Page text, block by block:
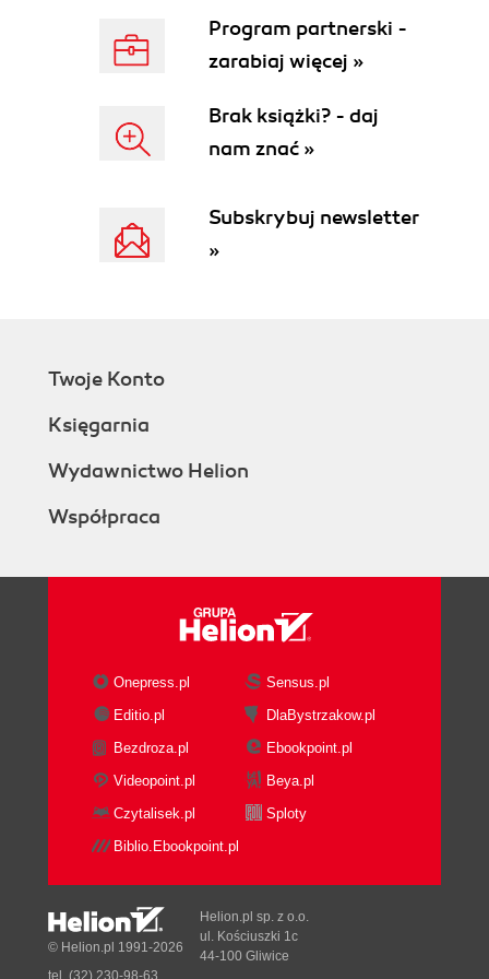
Może sami do mnie przyjdą? - Marketing itp. (95)
Przyszli! Ale dlaczego ich tak mało? - Codzienna
praca (105)
Drink z palemką... - Sukces i co dalej? (162)
Program partnerski -
zarabiaj więcej »
Brak książki? - daj
nam znać »
Subskrybuj newsletter
»
Twoje Konto
Księgarnia
Wydawnictwo Helion
Współpraca
Onepress.pl
Sensus.pl
Editio.pl
DlaBystrzakow.pl
Bezdroza.pl
Ebookpoint.pl
Videopoint.pl
Beya.pl
Czytalisek.pl
Sploty
Biblio.Ebookpoint.pl
© Helion.pl 1991-2026
Helion.pl sp. z o.o.
ul. Kościuszki 1c
44-100 Gliwice
tel. (32) 230-98-63